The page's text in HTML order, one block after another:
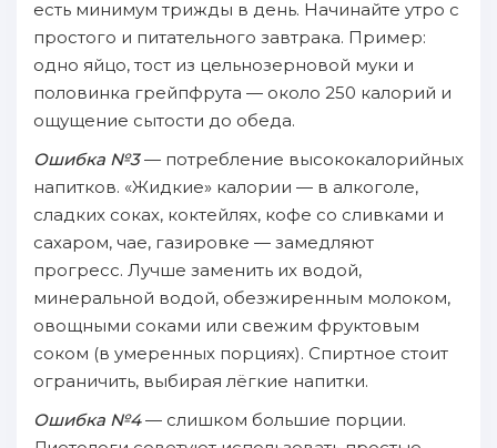
есть минимум трижды в день. Начинайте утро с
простого и питательного завтрака. Пример:
одно яйцо, тост из цельнозерновой муки и
половинка грейпфрута — около 250 калорий и
ощущение сытости до обеда.
Ошибка №3— потребление высококалорийных
напитков. «Жидкие» калории — в алкоголе,
сладких соках, коктейлях, кофе со сливками и
сахаром, чае, газировке — замедляют
прогресс. Лучше заменить их водой,
минеральной водой, обезжиренным молоком,
овощными соками или свежим фруктовым
соком (в умеренных порциях). Спиртное стоит
ограничить, выбирая лёгкие напитки.
Ошибка №4— слишком большие порции.